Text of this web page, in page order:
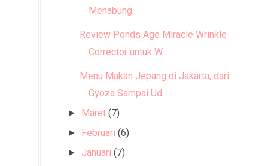
Menabung
Review Ponds Age Miracle Wrinkle
Corrector untuk W...
Menu Makan Jepang di Jakarta, dari
Gyoza Sampai Ud...
► Maret (7)
► Februari (6)
► Januari (7)